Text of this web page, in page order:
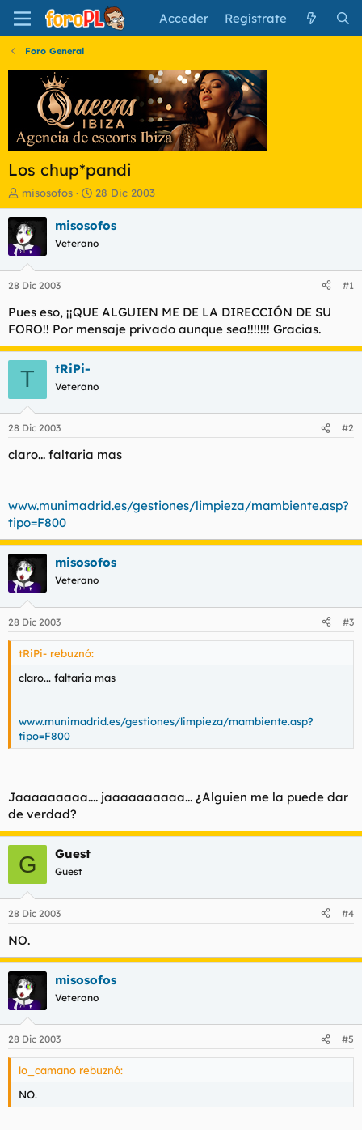
Acceder Regístrate
Foro General
Los chup*pandi
I
n
i
c
i
a
d
o
r
d
e
l
a
misosofos
F
e
c
a
i
n
c
i
28 Dic 2003
misosofos
Veterano
28 Dic 2003 #1
Pues eso, ¡¡QUE ALGUIEN ME DE LA DIRECCIÓN DE SU
FORO!! Por mensaje privado aunque sea!!!!!!! Gracias.
T tRiPi-
Veterano
28 Dic 2003 #2
claro... faltaria mas
www.munimadrid.es/gestiones/limpieza/mambiente.asp?
tipo=F800
misosofos
Veterano
28 Dic 2003 #3
tRiPi- rebuznó:
claro... faltaria mas
www.munimadrid.es/gestiones/limpieza/mambiente.asp?
tipo=F800
Jaaaaaaaaa.... jaaaaaaaaaa... ¿Alguien me la puede dar
de verdad?
G Guest
Guest
28 Dic 2003 #4
NO.
misosofos
Veterano
28 Dic 2003 #5
lo_camano rebuznó:
NO.